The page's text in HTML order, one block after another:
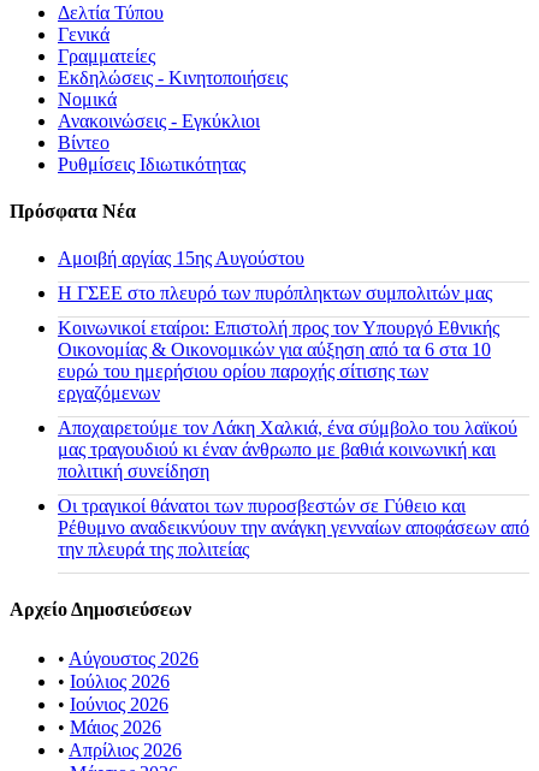
Δελτία Τύπου
Γενικά
Γραμματείες
Εκδηλώσεις - Κινητοποιήσεις
Νομικά
Ανακοινώσεις - Εγκύκλιοι
Βίντεο
Ρυθμίσεις Ιδιωτικότητας
Πρόσφατα Νέα
Αμοιβή αργίας 15ης Αυγούστου
H ΓΣΕΕ στο πλευρό των πυρόπληκτων συμπολιτών μας
Κοινωνικοί εταίροι: Επιστολή προς τον Υπουργό Εθνικής
Οικονομίας & Οικονομικών για αύξηση από τα 6 στα 10
ευρώ του ημερήσιου ορίου παροχής σίτισης των
εργαζόμενων
Αποχαιρετούμε τον Λάκη Χαλκιά, ένα σύμβολο του λαϊκού
μας τραγουδιού κι έναν άνθρωπο με βαθιά κοινωνική και
πολιτική συνείδηση
Οι τραγικοί θάνατοι των πυροσβεστών σε Γύθειο και
Ρέθυμνο αναδεικνύουν την ανάγκη γενναίων αποφάσεων από
την πλευρά της πολιτείας
Αρχείο Δημοσιεύσεων
• Αύγουστος 2026
• Ιούλιος 2026
• Ιούνιος 2026
• Μάιος 2026
• Απρίλιος 2026